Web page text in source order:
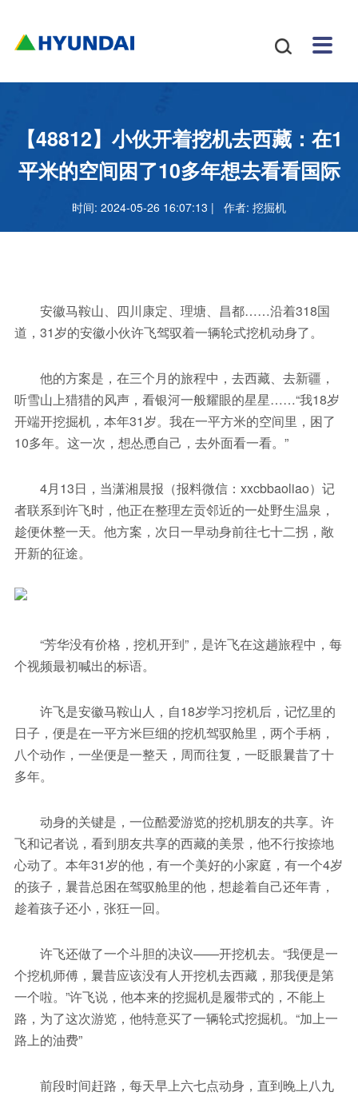

样
机
体育
吗
安博
官网
【48812】小伙开着挖机去西藏：在1
平米的空间困了10多年想去看看国际
时间: 2024-05-26 16:07:13 | 作者: 挖掘机
安徽马鞍山、四川康定、理塘、昌都……沿着318国
道，31岁的安徽小伙许飞驾驭着一辆轮式挖机动身了。
他的方案是，在三个月的旅程中，去西藏、去新疆，
听雪山上猎猎的风声，看银河一般耀眼的星星……“我18岁
开端开挖掘机，本年31岁。我在一平方米的空间里，困了
10多年。这一次，想怂恿自己，去外面看一看。”
4月13日，当潇湘晨报（报料微信：xxcbbaoliao）记
者联系到许飞时，他正在整理左贡邻近的一处野生温泉，
趁便休整一天。他方案，次日一早动身前往七十二拐，敞
开新的征途。
“芳华没有价格，挖机开到”，是许飞在这趟旅程中，每
个视频最初喊出的标语。
许飞是安徽马鞍山人，自18岁学习挖机后，记忆里的
日子，便是在一平方米巨细的挖机驾驭舱里，两个手柄，
八个动作，一坐便是一整天，周而往复，一眨眼曩昔了十
多年。
动身的关键是，一位酷爱游览的挖机朋友的共享。许
飞和记者说，看到朋友共享的西藏的美景，他不行按捺地
心动了。本年31岁的他，有一个美好的小家庭，有一个4岁
的孩子，曩昔总困在驾驭舱里的他，想趁着自己还年青，
趁着孩子还小，张狂一回。
许飞还做了一个斗胆的决议——开挖机去。“我便是一
个挖机师傅，曩昔应该没有人开挖机去西藏，那我便是第
一个啦。”许飞说，他本来的挖掘机是履带式的，不能上
路，为了这次游览，他特意买了一辆轮式挖掘机。“加上一
路上的油费”
前段时间赶路，每天早上六七点动身，直到晚上八九